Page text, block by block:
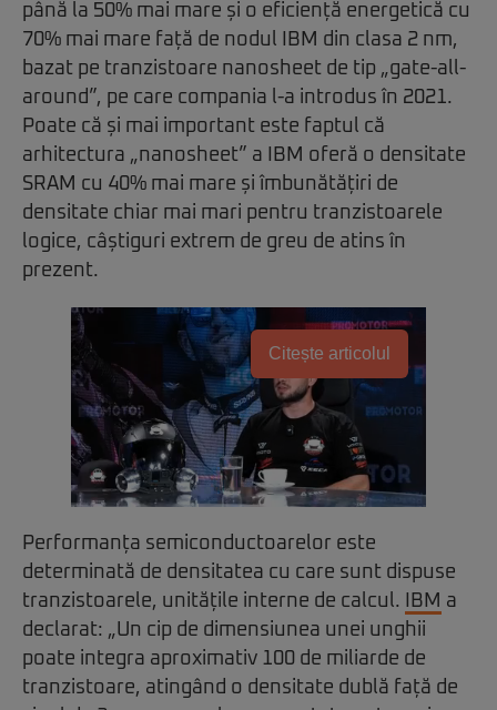
până la 50% mai mare și o eficiență energetică cu
70% mai mare față de nodul IBM din clasa 2 nm,
bazat pe tranzistoare nanosheet de tip „gate-all-
around”, pe care compania l-a introdus în 2021.
Poate că și mai important este faptul că
arhitectura „nanosheet” a IBM oferă o densitate
SRAM cu 40% mai mare și îmbunătățiri de
densitate chiar mai mari pentru tranzistoarele
logice, câștiguri extrem de greu de atins în
prezent.
Citește articolul
Performanța semiconductoarelor este
determinată de densitatea cu care sunt dispuse
tranzistoarele, unitățile interne de calcul.
IBM a
declarat: „Un cip de dimensiunea unei unghii
poate integra aproximativ 100 de miliarde de
tranzistoare, atingând o densitate dublă față de